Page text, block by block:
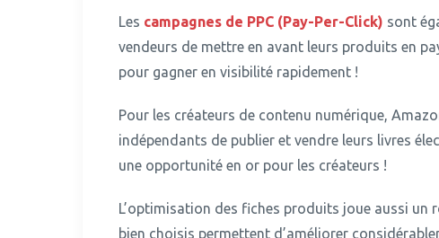
Les campagnes de PPC (Pay-Per-Click) sont
vendeurs de mettre en avant leurs produits en
pour gagner en visibilité rapidement !
Pour les créateurs de contenu numérique,
indépendants de publier et vendre leurs livres
une opportunité en or pour les créateurs !
L’optimisation des fiches produits joue aussi un
bien choisis permettent d’améliorer